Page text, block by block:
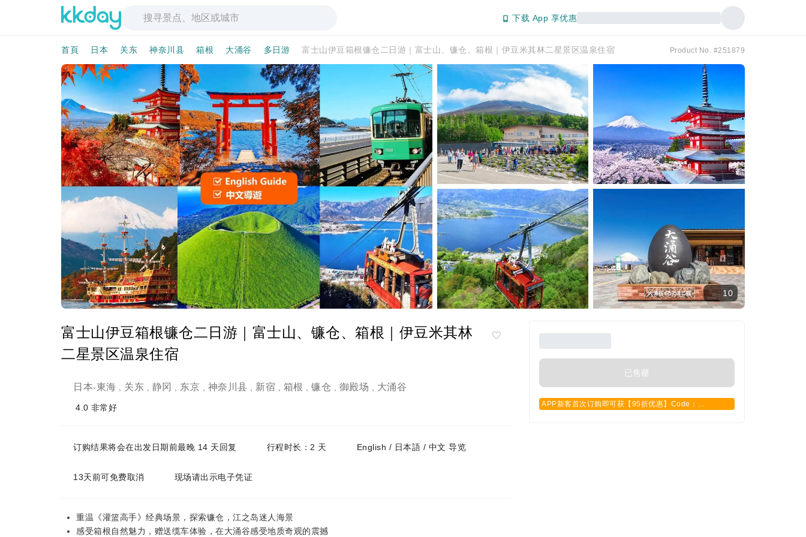
下载 App 享优惠
首頁 日本 关东 神奈川县 箱根 大涌谷 多日游 富士山伊豆箱根镰仓二日游｜富士山、镰仓、箱根｜伊豆米其林二星景区温泉住宿 Product No. #251879
10
富士山伊豆箱根镰仓二日游｜富士山、镰仓、箱根｜伊豆米其林
二星景区温泉住宿
日本-東海 关东 静冈 东京 神奈川县 新宿 箱根 镰仓 御殿场 大涌谷
4.0 非常好
订购结果将会在出发日期前最晚 14 天回复 行程时长：2 天 English / 日本語 / 中文 导览
13天前可免费取消 现场请出示电子凭证
重温《灌篮高手》经典场景，探索镰仓，江之岛迷人海景
感受箱根自然魅力，赠送缆车体验，在大涌谷感受地质奇观的震撼
已售罄
APP新客首次订购即可获【95折优惠】Code：